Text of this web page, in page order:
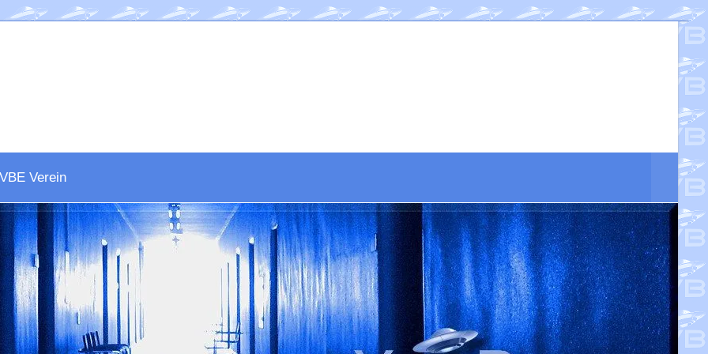
Suche
VBE Verein